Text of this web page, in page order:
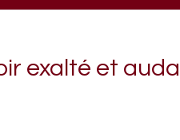
exalté et